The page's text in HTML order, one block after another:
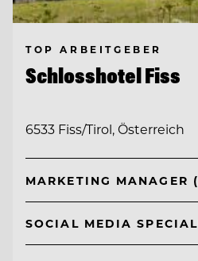
TOP ARBEITGEBER
Schlosshotel Fiss
6533 Fiss/Tirol, Österreich
MARKETING MANAGER
SOCIAL MEDIA